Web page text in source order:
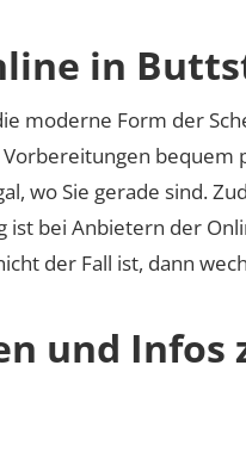
in
moderne Form der
Vorbereitungen
wo Sie gerade sind.
ist bei Anbietern der
der Fall ist, dann
und